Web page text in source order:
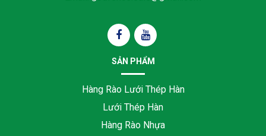
SẢN PHẨM
Hàng Rào Lưới Thép Hàn
Lưới Thép Hàn
Hàng Rào Nhựa